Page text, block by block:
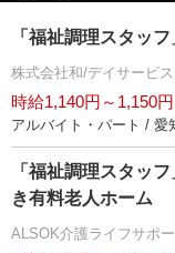
「福祉調理スタッ
株式会社和/デイサービ
時給1,140円～1,150円
アルバイト・パート / 愛
「福祉調理スタッ
き有料老人ホーム
ALSOK介護ライフサポ